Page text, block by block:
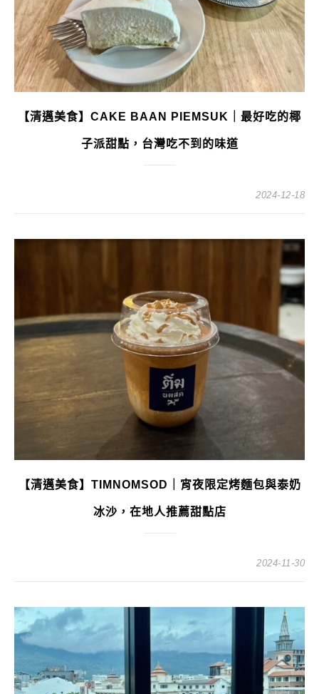
【清邁美食】CAKE BAAN PIEMSUK｜最好吃的椰
子派甜點，台灣吃不到的味道
2024-12-18
【清邁美食】TIMNOMSOD｜宵夜限定烤麵包與泰奶
冰沙，在地人推薦甜點店
2024-11-30